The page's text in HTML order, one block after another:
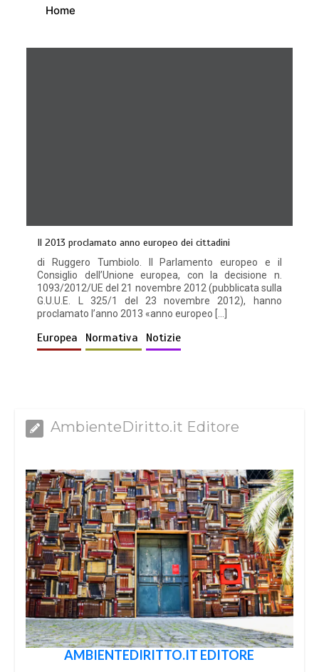
Home
Il 2013 proclamato anno europeo dei cittadini
di Ruggero Tumbiolo. Il Parlamento europeo e il
Consiglio dell’Unione europea, con la decisione n.
1093/2012/UE del 21 novembre 2012 (pubblicata sulla
G.U.U.E. L 325/1 del 23 novembre 2012), hanno
proclamato l’anno 2013 «anno europeo […]
Europea Normativa Notizie
AmbienteDiritto.it Editore
AMBIENTEDIRITTO.IT EDITORE